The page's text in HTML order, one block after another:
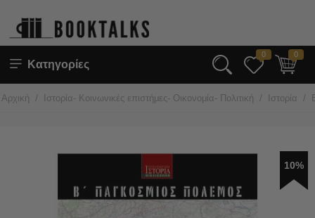
Κατηγορίες
0 0
Αρχική / Ιστορία- Κοινωνικές επιστήμες- Οικονομία- Πολιτική / Ιστορία /
10%